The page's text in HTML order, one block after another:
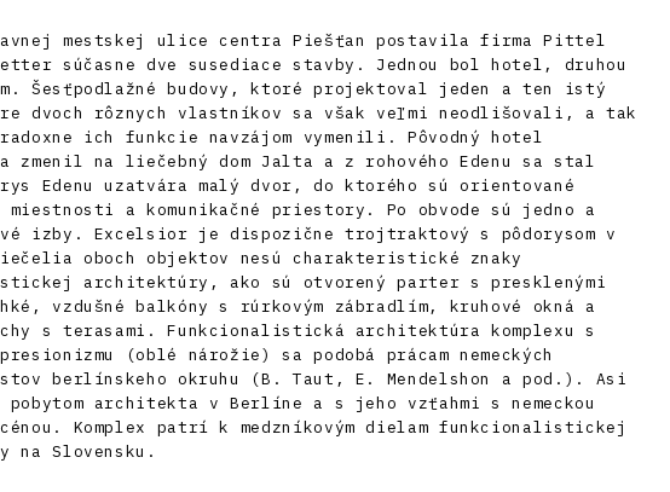
mestskej ulice centra Piešťan postavila firma Pittel
súčasne dve susediace stavby. Jednou bol hotel, druhou
Šesťpodlažné budovy, ktoré projektoval jeden a ten istý
dvoch rôznych vlastníkov sa však veľmi neodlišovali, a tak
ich funkcie navzájom vymenili. Pôvodný hotel
zmenil na liečebný dom Jalta a z rohového Edenu sa stal
Edenu uzatvára malý dvor, do ktorého sú orientované
miestnosti a komunikačné priestory. Po obvode sú jedno a
izby. Excelsior je dispozične trojtraktový s pôdorysom v
oboch objektov nesú charakteristické znaky
architektúry, ako sú otvorený parter s presklenými
vzdušné balkóny s rúrkovým zábradlím, kruhové okná a
s terasami. Funkcionalistická architektúra komplexu s
(oblé nárožie) sa podobá prácam nemeckých
berlínskeho okruhu (B. Taut, E. Mendelshon a pod.). Asi
architekta v Berlíne a s jeho vzťahmi s nemeckou
Komplex patrí k medzníkovým dielam funkcionalistickej
na Slovensku.